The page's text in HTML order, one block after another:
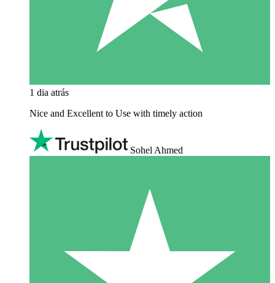
1 dia atrás
Nice and Excellent to Use with timely action
Sohel Ahmed